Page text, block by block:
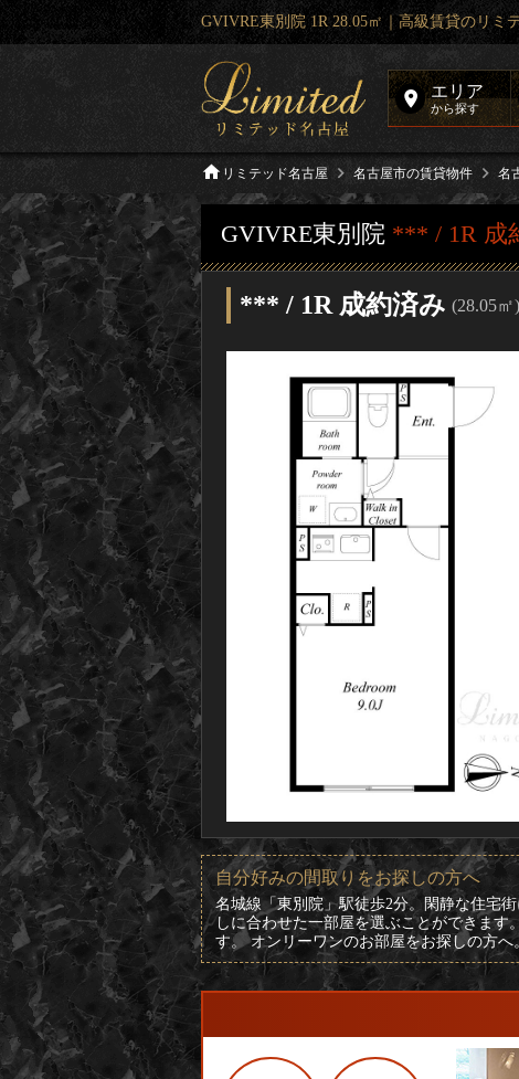
GVIVRE東別院 1R 28.05㎡｜高級賃貸のリミ
エリア
から探す
リミテッド名古屋 名古屋市の賃貸物件 名
GVIVRE東別院 *** / 1R 成
*** / 1R 成約済み (28.05㎡)
自分好みの間取りをお探しの方へ
名城線「東別院」駅徒歩2分。閑静な住宅
しに合わせた一部屋を選ぶことができます
す。 オンリーワンのお部屋をお探しの方